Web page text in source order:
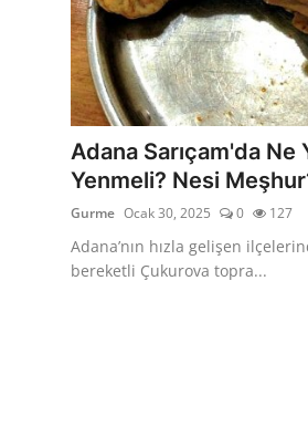
Adana Sarıçam'da Ne
Yenmeli? Nesi
Gurme Ocak 30, 2025 0 127
Adana’nın hızla gelişen
bereketli Çukurova topra...